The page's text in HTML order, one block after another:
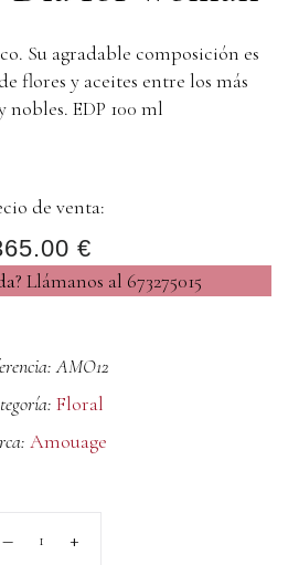
Su agradable composición es
flores y aceites entre los más
nobles. EDP 100 ml
de venta:
€
Llámanos al 673275015
AMO12
Floral
Amouage